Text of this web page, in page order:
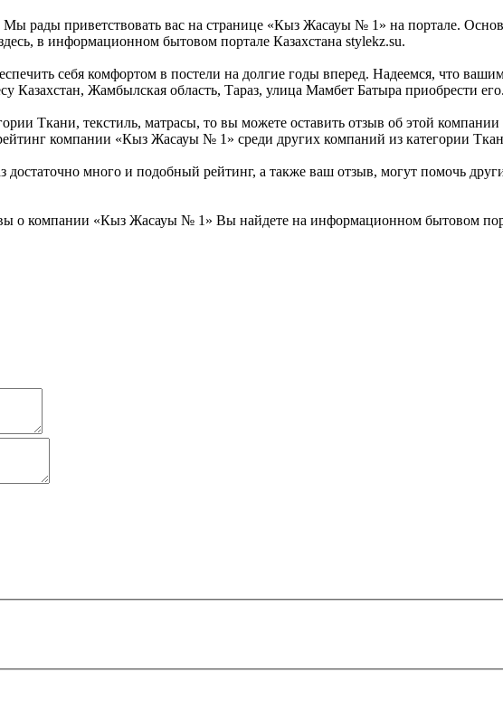
рады приветствовать вас на странице «Кыз Жасауы № 1» на портале.
в информационном бытовом портале Казахстана stylekz.su.
себя комфортом в постели на долгие годы вперед. Надеемся, что
Жамбылская область, Тараз, улица Мамбет Батыра приобрести его.
Ткани, текстиль, матрасы, то вы можете оставить отзыв об этой компании
компании «Кыз Жасауы № 1» среди других компаний из категории
много и подобный рейтинг, а также ваш отзыв, могут помочь
о компании «Кыз Жасауы № 1» Вы найдете на информационном бытовом